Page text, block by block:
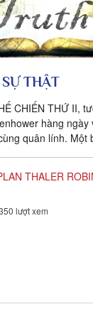
THẬT
CHIẾN THỨ II,
hàng ngày
quân lính. Một
THALER
lượt xem